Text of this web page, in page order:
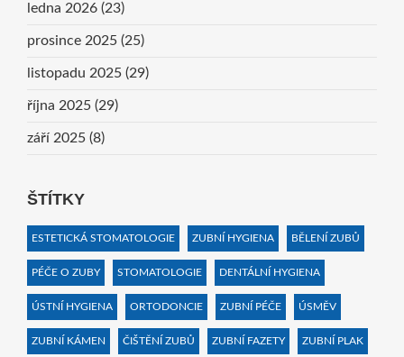
ledna 2026 (23)
prosince 2025 (25)
listopadu 2025 (29)
října 2025 (29)
září 2025 (8)
ŠTÍTKY
ESTETICKÁ STOMATOLOGIE ZUBNÍ HYGIENA BĚLENÍ ZUBŮ
PÉČE O ZUBY STOMATOLOGIE DENTÁLNÍ HYGIENA
ÚSTNÍ HYGIENA ORTODONCIE ZUBNÍ PÉČE ÚSMĚV
ZUBNÍ KÁMEN ČIŠTĚNÍ ZUBŮ ZUBNÍ FAZETY ZUBNÍ PLAK